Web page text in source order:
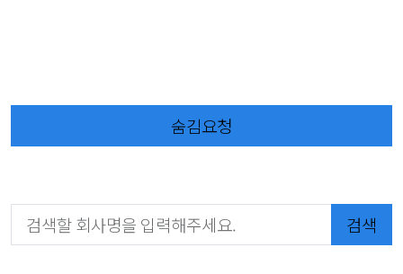
숨김요청
검색